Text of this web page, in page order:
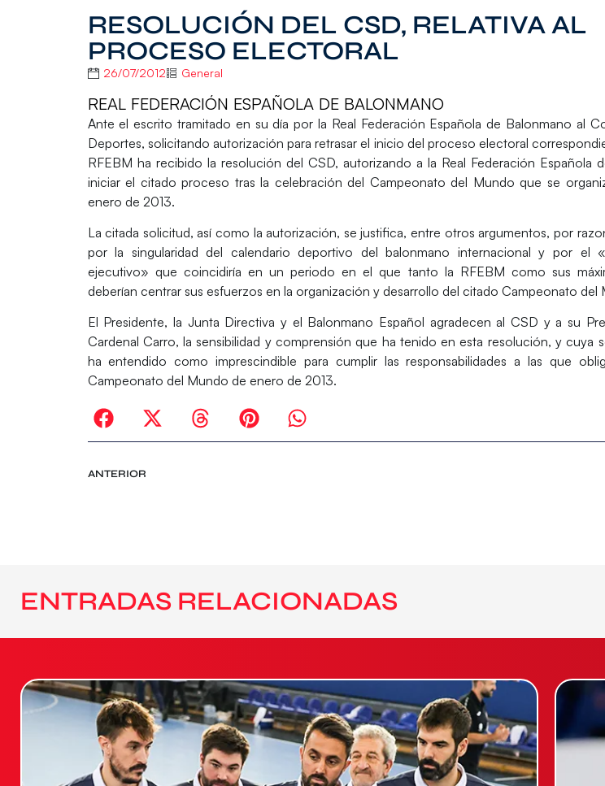
RESOLUCIÓN DEL CSD, RELATIVA AL
PROCESO ELECTORAL
26/07/2012 General
REAL FEDERACIÓN ESPAÑOLA DE BALONMANO
Ante el escrito tramitado en su día por la Real Federación Española de Balonmano al
Deportes, solicitando autorización para retrasar el inicio del proceso electoral
RFEBM ha recibido la resolución del CSD, autorizando a la Real Federación Española
iniciar el citado proceso tras la celebración del Campeonato del Mundo que se
enero de 2013.
La citada solicitud, así como la autorización, se justifica, entre otros argumentos, por
por la singularidad del calendario deportivo del balonmano internacional y por el
ejecutivo» que coincidiría en un periodo en el que tanto la RFEBM como sus
deberían centrar sus esfuerzos en la organización y desarrollo del citado Campeonato del
El Presidente, la Junta Directiva y el Balonmano Español agradecen al CSD y a su
Cardenal Carro, la sensibilidad y comprensión que ha tenido en esta resolución, y cuya
ha entendido como imprescindible para cumplir las responsabilidades a las que
Campeonato del Mundo de enero de 2013.
ANTERIOR
ENTRADAS RELACIONADAS